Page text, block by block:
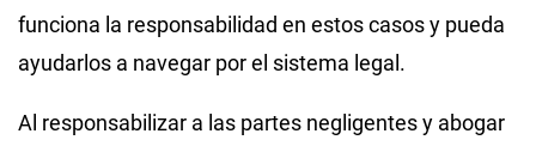
funciona la responsabilidad en estos casos y pueda
ayudarlos a navegar por el sistema legal.
Al responsabilizar a las partes negligentes y abogar